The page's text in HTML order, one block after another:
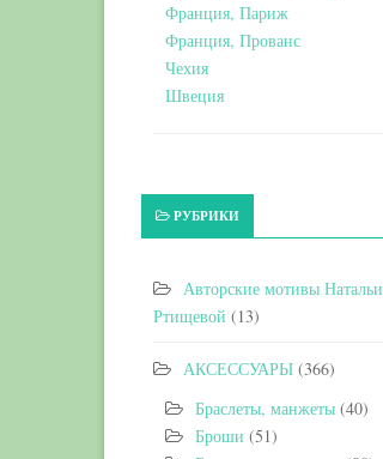
Франция, Париж
Франция, Прованс
Чехия
Швеция
РУБРИКИ
Авторские мотивы Натальи
Ртищевой (13)
АКСЕССУАРЫ (366)
Браслеты, манжеты (40)
Броши (51)